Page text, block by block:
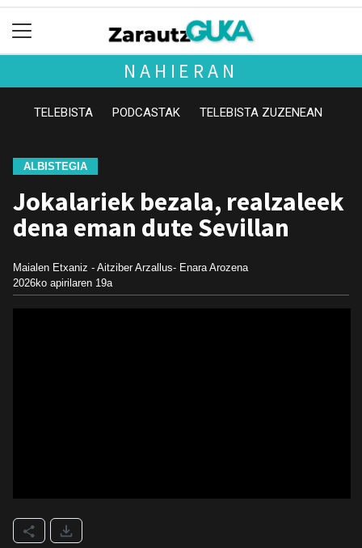
NAHIERAN
TELEBISTA PODCASTAK TELEBISTA ZUZENEAN
ALBISTEGIA
Jokalariek bezala, realzaleek
dena eman dute Sevillan
Maialen Etxaniz - Aitziber Arzallus- Enara Arozena
2026ko apirilaren 19a